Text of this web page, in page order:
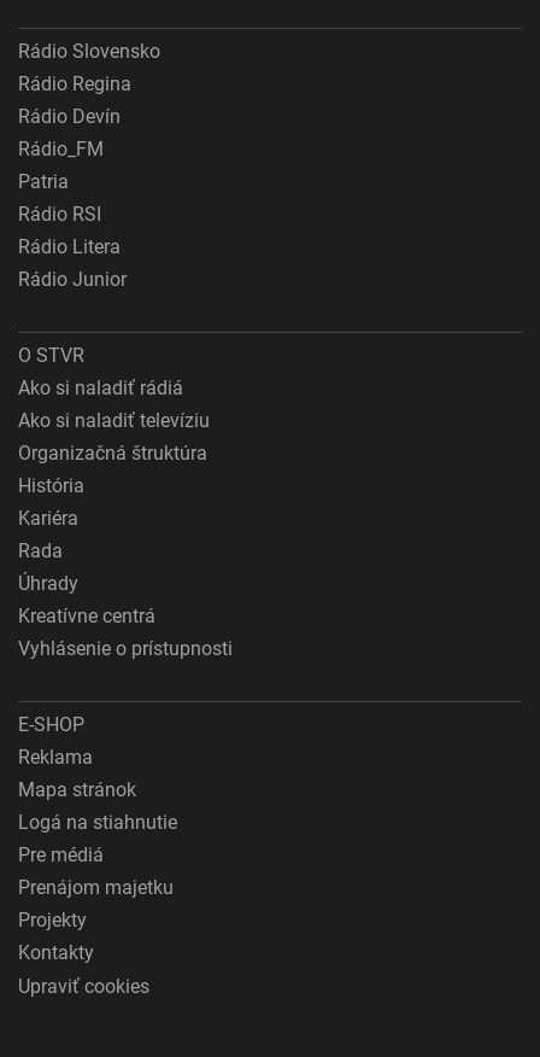
Rádio Slovensko
Rádio Regina
Rádio Devín
Rádio_FM
Patria
Rádio RSI
Rádio Litera
Rádio Junior
O STVR
Ako si naladiť rádiá
Ako si naladiť televíziu
Organizačná štruktúra
História
Kariéra
Rada
Úhrady
Kreatívne centrá
Vyhlásenie o prístupnosti
E-SHOP
Reklama
Mapa stránok
Logá na stiahnutie
Pre médiá
Prenájom majetku
Projekty
Kontakty
Upraviť cookies